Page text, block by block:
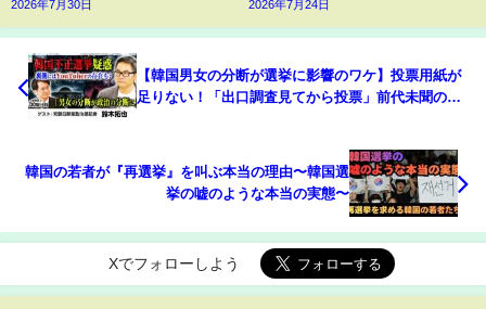
2026年7月30日 2026年7月24日
【韓国男女の分断が選挙に影響のワケ】投票用紙が
足りない！「出口調査見てから投票」前代未聞の事
｜選挙ドットコム
韓国の若者が『再選挙』を叫ぶ本当の理由〜韓国選
挙の嘘のような本当の実態〜
Xでフォローしよう